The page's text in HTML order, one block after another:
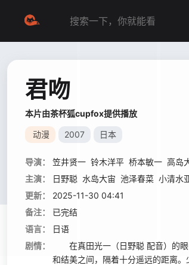
君吻
本片由茶杯狐cupfox提供播放
动漫 2007 日本
导演： 笠井贤一 铃木洋平 桥本敏一 高岛
主演：
日野聪 水岛大宙 池泽春菜 小清水
更新：
2025-11-30 04:41
备注：
已完结
语言：
日语
剧情：
在真田光一（日野聪 配音）的眼
和结美之间，隔着十分遥远的距离